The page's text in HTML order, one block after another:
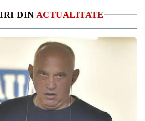
DIN ACTUALITATE